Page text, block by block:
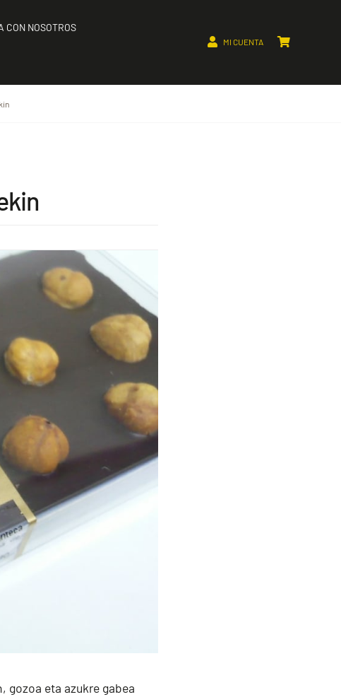
CON NOSOTROS
MI CUENTA
gozoa eta azukre gabea